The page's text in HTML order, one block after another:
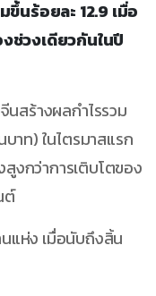
นร้อยละ 12.9 เมื่อ
ช่วงเดียวกันในปี
สร้างผลกำไรรวม
าท) ในไตรมาสแรก
งกว่าการเติบโตของ
ต์
แห่ง เมื่อนับถึงสิ้น